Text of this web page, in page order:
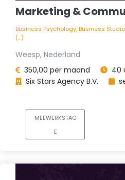
Marketing &
Business Psychology, Business
(...)
Weesp, Nederland
350,00 per maand
40
Six Stars Agency B.V.
MEEWERKSTAG
E